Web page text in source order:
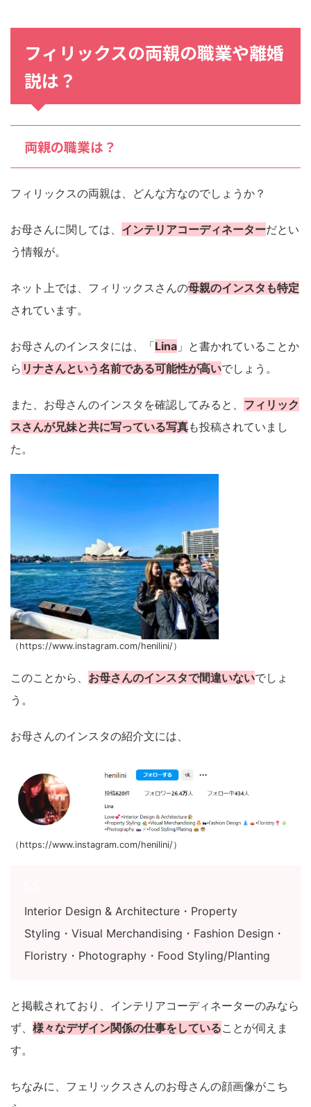
フィリックスの両親の職業や離婚
説は？
両親の職業は？
フィリックスの両親は、どんな方なのでしょうか？
お母さんに関しては、 インテリアコーディネーターだとい
う情報が。
ネット上では、フィリックスさんの母親のインスタも特定
されています。
お母さんのインスタには、「Lina 」と書かれていることか
ら リナさんという名前である可能性が高いでしょう。
また、お母さんのインスタを確認してみると、 フィリック
スさんが兄妹と共に写っている写真も投稿されていまし
た。
（https://www.instagram.com/henilini/）
このことから、 お母さんのインスタで間違いないでしょ
う。
お母さんのインスタの紹介文には、
（https://www.instagram.com/henilini/）
Interior Design & Architecture・Property
Styling・Visual Merchandising・Fashion Design・
Floristry・Photography・Food Styling/Planting
と掲載されており、インテリアコーディネーターのみなら
ず、 様々なデザイン関係の仕事をしていることが伺えま
す。
ちなみに、フェリックスさんのお母さんの顔画像がこち